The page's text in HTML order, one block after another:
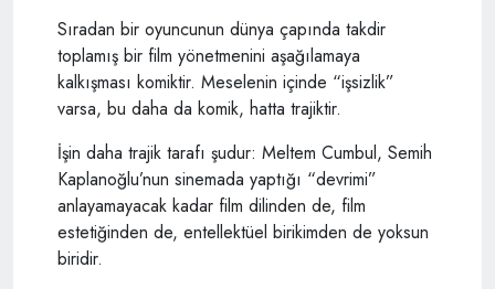
Sıradan bir oyuncunun dünya çapında takdir
toplamış bir film yönetmenini aşağılamaya
kalkışması komiktir. Meselenin içinde “işsizlik”
varsa, bu daha da komik, hatta trajiktir.
İşin daha trajik tarafı şudur: Meltem Cumbul, Semih
Kaplanoğlu’nun sinemada yaptığı “devrimi”
anlayamayacak kadar film dilinden de, film
estetiğinden de, entellektüel birikimden de yoksun
biridir.